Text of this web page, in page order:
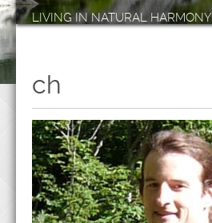
LIVING IN NATURAL HARMONY
ch